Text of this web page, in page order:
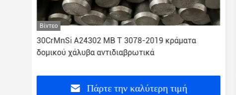
Βίντεο
30CrMnSi A24302 ΜΒ Τ 3078-2019 κράματα
δομικού χάλυβα αντιδιαβρωτικά
Πάρτε την καλύτερη τιμή